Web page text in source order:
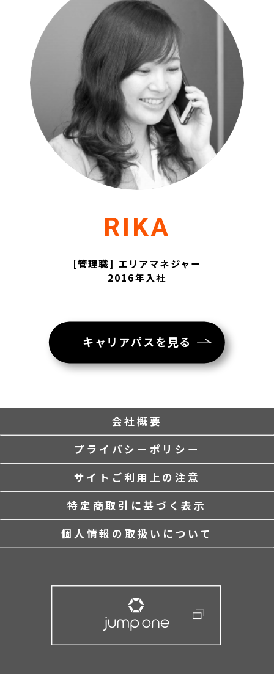
RIKA
[管理職] エリアマネジャー
2016年入社
キャリアパスを見る
会社概要
プライバシーポリシー
サイトご利用上の注意
特定商取引に基づく表示
個人情報の取扱いについて